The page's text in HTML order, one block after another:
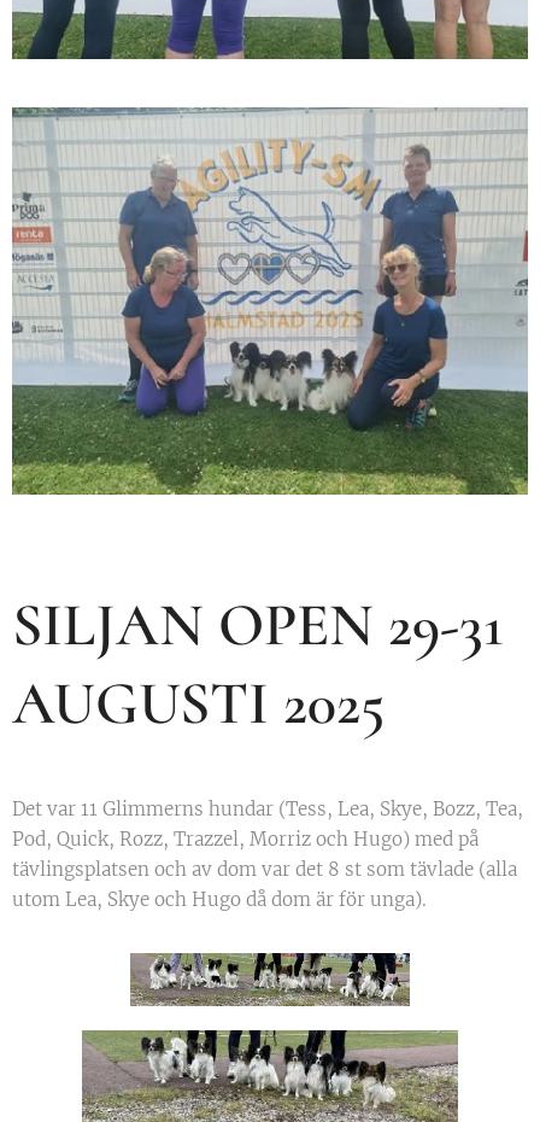
SILJAN OPEN 29-31
AUGUSTI 2025
Det var 11 Glimmerns hundar (Tess, Lea, Skye, Bozz, Tea,
Pod, Quick, Rozz, Trazzel, Morriz och Hugo) med på
tävlingsplatsen och av dom var det 8 st som tävlade (alla
utom Lea, Skye och Hugo då dom är för unga).